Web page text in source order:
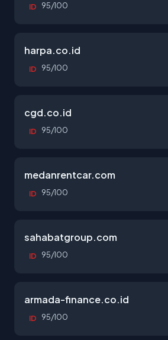
ID 95/100
harpa.co.id
ID 95/100
cgd.co.id
ID 95/100
medanrentcar.com
ID 95/100
sahabatgroup.com
ID 95/100
armada-finance.co.id
ID 95/100